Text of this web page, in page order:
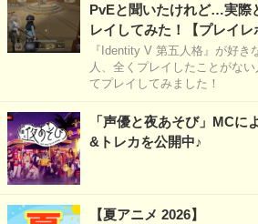
PvEと聞いたけれど…実際
レイしてみた！【プレイレ
『Identity V 第五人格』が好き
人、全くプレイしたことがな
てプレイしてみました！
「声優と夜あそび」MCに
&トレカを公開中♪
【夏アニメ 2026】